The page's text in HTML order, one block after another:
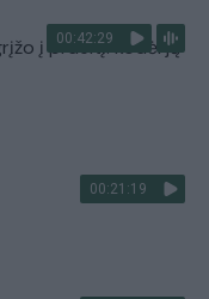
00:42:29
į praeitį: kodėl jų
00:21:19